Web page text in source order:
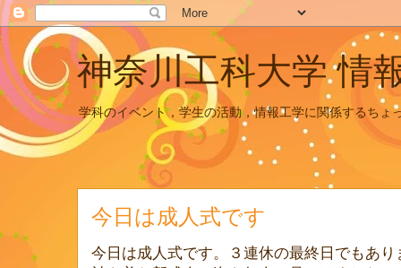
神奈川工科大学 情
学科のイベント，学生の活動，情報工学に関係するちょ
今日は成人式です
今日は成人式です。３連休の最終日でもあ